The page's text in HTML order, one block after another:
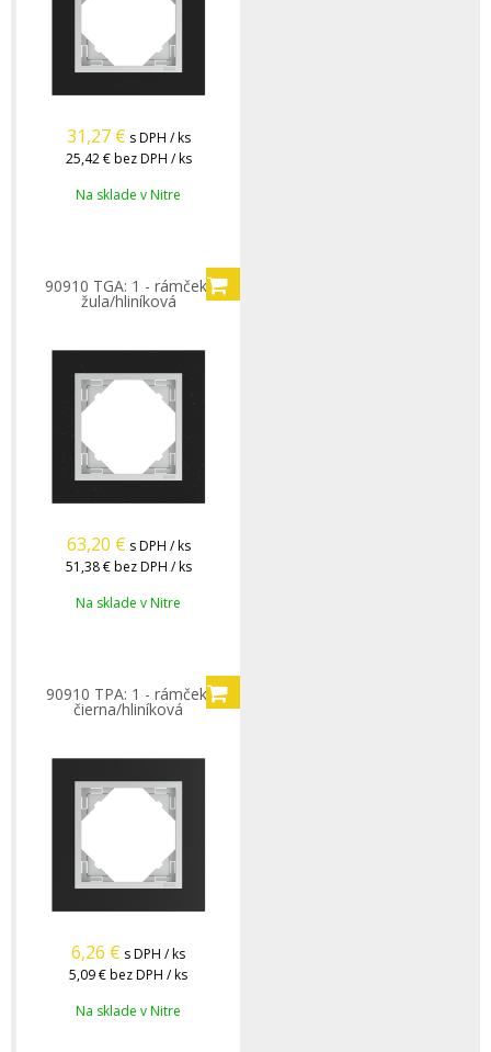
31,27 € s DPH / ks
25,42 € bez DPH / ks
Na sklade v Nitre
90910 TGA: 1 - rámček,
žula/hliníková
63,20 € s DPH / ks
51,38 € bez DPH / ks
Na sklade v Nitre
90910 TPA: 1 - rámček,
čierna/hliníková
6,26 € s DPH / ks
5,09 €bez DPH / ks
Na sklade v Nitre